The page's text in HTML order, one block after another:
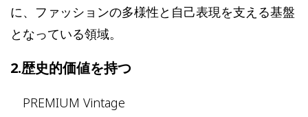
に、ファッションの多様性と自己表現を支える基盤
となっている領域。
2.歴史的価値を持つ
PREMIUM Vintage